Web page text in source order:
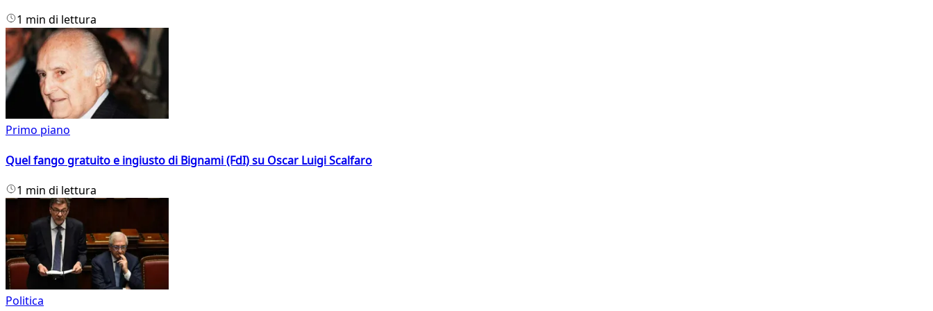
1 min di lettura
Primo piano
Quel fango gratuito e ingiusto di Bignami (FdI) su Oscar Luigi Scalfaro
1 min di lettura
Politica